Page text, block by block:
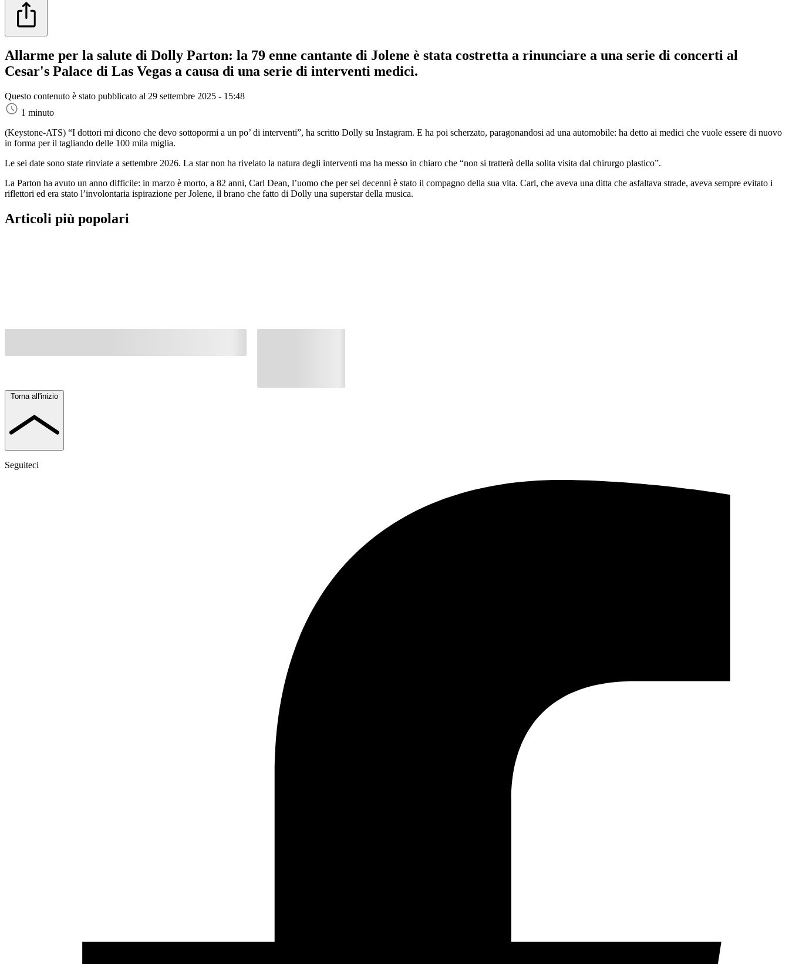
Allarme per la salute di Dolly Parton: la 79 enne cantante di Jolene è stata costretta a rinunciare a una serie di concerti al
Cesar's Palace di Las Vegas a causa di una serie di interventi medici.
Questo contenuto è stato pubblicato al 29 settembre 2025 - 15:48
1 minuto
(Keystone-ATS) “I dottori mi dicono che devo sottopormi a un po’ di interventi”, ha scritto Dolly su Instagram. E ha poi scherzato, paragonandosi ad una automobile: ha detto ai medici che vuole essere di nuovo
in forma per il tagliando delle 100 mila miglia.
Le sei date sono state rinviate a settembre 2026. La star non ha rivelato la natura degli interventi ma ha messo in chiaro che “non si tratterà della solita visita dal chirurgo plastico”.
La Parton ha avuto un anno difficile: in marzo è morto, a 82 anni, Carl Dean, l’uomo che per sei decenni è stato il compagno della sua vita. Carl, che aveva una ditta che asfaltava strade, aveva sempre evitato i
riflettori ed era stato l’involontaria ispirazione per Jolene, il brano che fatto di Dolly una superstar della musica.
Articoli più popolari
Torna all'inizio
Seguiteci